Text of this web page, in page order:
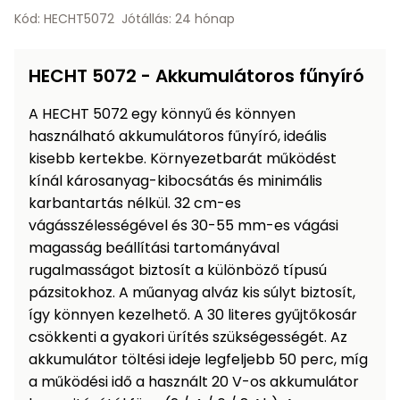
Szivattyú
Magasnyomású
mosó
Seprőgép
Hómaró
Hólapát
és
kiegészítő
Növényápolási
kellékek
légkondícionálók
Kód: HECHT5072 Jótállás: 24 hónap
HECHT 5072 - Akkumulátoros fűnyíró
A HECHT 5072 egy könnyű és könnyen
használható akkumulátoros fűnyíró, ideális
kisebb kertekbe. Környezetbarát működést
kínál károsanyag-kibocsátás és minimális
karbantartás nélkül. 32 cm-es
vágásszélességével és 30-55 mm-es vágási
magasság beállítási tartományával
rugalmasságot biztosít a különböző típusú
pázsitokhoz. A műanyag alváz kis súlyt biztosít,
így könnyen kezelhető. A 30 literes gyűjtőkosár
csökkenti a gyakori ürítés szükségességét. Az
akkumulátor töltési ideje legfeljebb 50 perc, míg
a működési idő a használt 20 V-os akkumulátor